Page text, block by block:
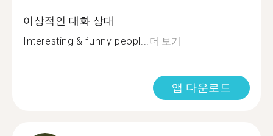
이상적인 대화 상대
Interesting & funny peopl...더 보기
앱 다운로드